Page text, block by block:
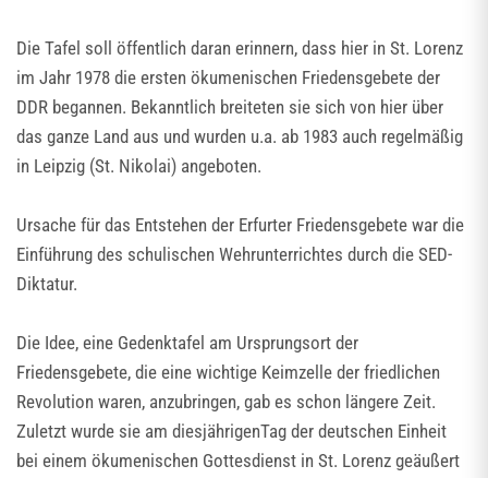
Die Tafel soll öffentlich daran erinnern, dass hier in St. Lorenz
im Jahr 1978 die ersten ökumenischen Friedensgebete der
DDR begannen. Bekanntlich breiteten sie sich von hier über
das ganze Land aus und wurden u.a. ab 1983 auch regelmäßig
in Leipzig (St. Nikolai) angeboten.
Ursache für das Entstehen der Erfurter Friedensgebete war die
Einführung des schulischen Wehrunterrichtes durch die SED-
Diktatur.
Die Idee, eine Gedenktafel am Ursprungsort der
Friedensgebete, die eine wichtige Keimzelle der friedlichen
Revolution waren, anzubringen, gab es schon längere Zeit.
Zuletzt wurde sie am diesjährigenTag der deutschen Einheit
bei einem ökumenischen Gottesdienst in St. Lorenz geäußert